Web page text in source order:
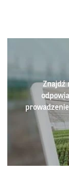
Znajdź